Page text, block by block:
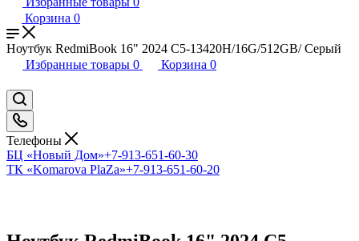
Корзина 0
Ноутбук RedmiBook 16" 2024 C5-13420H/16G/512GB/ Серый
Избранные товары 0 Корзина 0
Телефоны
БЦ «Новый Дом»+7-913-651-60-30
ТК «Komarova PlaZa»+7-913-651-60-20